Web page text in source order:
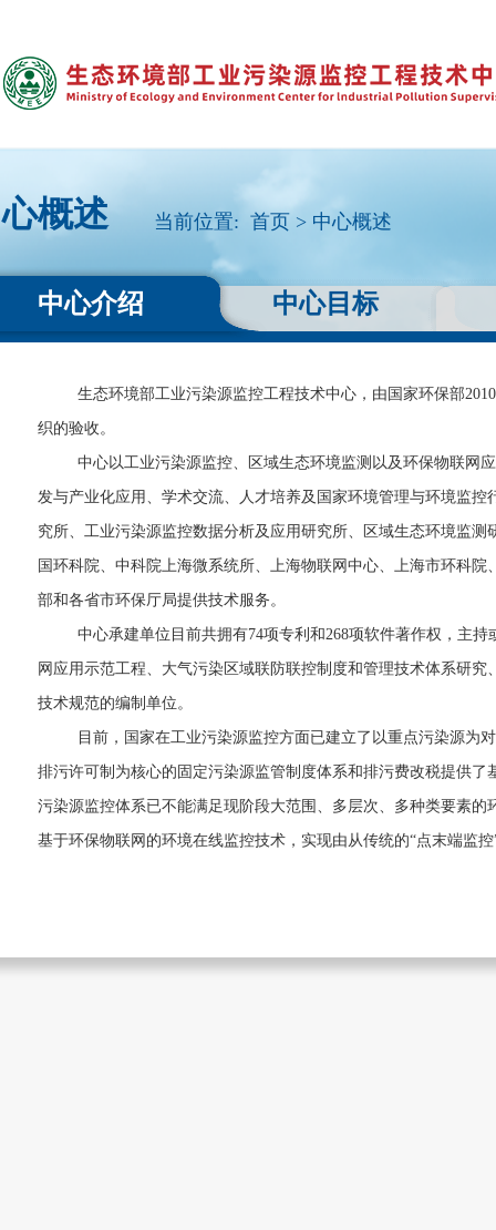
概述 当前位置: 首页 > 中心概述
中心介绍 中心目标
生态环境部工业污染源监控工程技术中心，由国家环保部
织的验收。
中心以工业污染源监控、区域生态环境监测以及环保物联网
发与产业化应用、学术交流、人才培养及国家环境管理与环境监
究所、工业污染源监控数据分析及 应用研究所、区域生态环境监测
国环科院、中科院上海微系统所、上海物联网中心、上海市环科院
部和各省市环保厅局提供技术服务。
中心承建单位目前共拥有74项专利和268项软件著作权，主
网应用示范工程、大气污染区域联防联控制度和管理技术体系研
技术规范的编制单位。
目前，国家在工业污染源监控方面已建立了以重点污染源为
排污许可制为核心的固定污染源监管制度体系和排污费改税提供
污染源监控体系已不能满足现阶段大范围、多层次、多种类要素
基于环保物联网的环境在线监控技术，实现由从传统的“点末端监